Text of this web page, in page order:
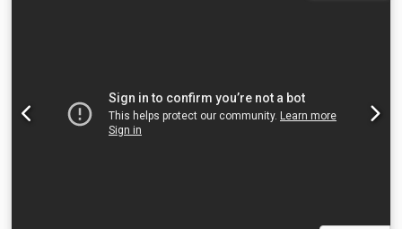
424 mm Hauteur : 782 mm Poids : env. 1 150 kg
Compatible avec les modèles suivants, entre autres : Atlet
REACH TRUCK Atlet UHD 250 Atlet UHS Atlet UMS 160 Atlet